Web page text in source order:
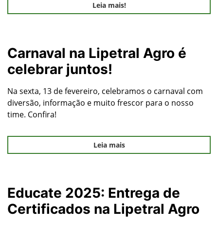
Leia mais!
Carnaval na Lipetral Agro é
celebrar juntos!
Na sexta, 13 de fevereiro, celebramos o carnaval com
diversão, informação e muito frescor para o nosso
time. Confira!
Leia mais
Educate 2025: Entrega de
Certificados na Lipetral Agro